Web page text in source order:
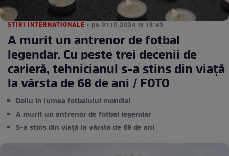
STIRI INTERNATIONALE • pe 31.10.2024 la 13:43
A murit un antrenor de fotbal
legendar. Cu peste trei decenii de
carieră, tehnicianul s-a stins din viață
la vârsta de 68 de ani / FOTO
Doliu în lumea fotbalului mondial
A murit un antrenor de fotbal legendar
S-a stins din viață la vârsta de 68 de ani